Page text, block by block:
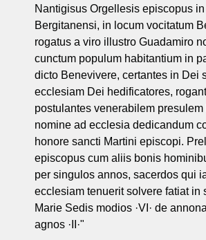
Nantigisus Orgellesis episcopus
Bergitanensi, in locum vocitatum
rogatus a viro illustro Guadamiro
cunctum populum habitantium in
dicto Benevivere, certantes in Dei
ecclesiam Dei hedificatores,
postulantes venerabilem
nomine ad ecclesia dedicandum
honore sancti Martini episcopi.
episcopus cum aliis bonis
per singulos annos, sacerdos qui
ecclesiam tenuerit solvere fatiat in
Marie Sedis modios ·VI· de
agnos ·II·"